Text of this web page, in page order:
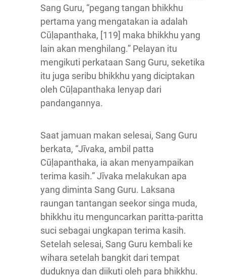
Sang Guru, “pegang tangan bhikkhu
pertama yang mengatakan ia adalah
Cūḷapanthaka, [119] maka bhikkhu yang
lain akan menghilang.” Pelayan itu
mengikuti perkataan Sang Guru, seketika
itu juga seribu bhikkhu yang diciptakan
oleh Cūḷapanthaka lenyap dari
pandangannya.
Saat jamuan makan selesai, Sang Guru
berkata, “Jīvaka, ambil patta
Cūḷapanthaka, ia akan menyampaikan
terima kasih.” Jīvaka melakukan apa
yang diminta Sang Guru. Laksana
raungan tantangan seekor singa muda,
bhikkhu itu menguncarkan paritta-paritta
suci sebagai ungkapan terima kasih.
Setelah selesai, Sang Guru kembali ke
wihara setelah bangkit dari tempat
duduknya dan diikuti oleh para bhikkhu.